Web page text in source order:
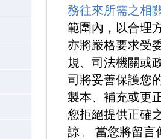
務往來所需之相
範圍內，以合理
亦將嚴格要求受
規、司法機關或
司將妥善保護您
製本、補充或更
您拒絕提供正確
諒。 當您將留言